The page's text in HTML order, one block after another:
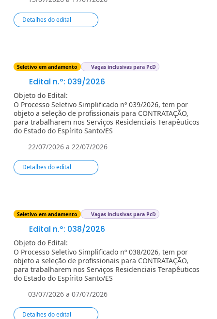
Detalhes do edital
Seletivo em andamento Vagas inclusivas para PcD
Edital n.º: 039/2026
Objeto do Edital:
O Processo Seletivo Simplificado nº 039/2026, tem por
objeto a seleção de profissionais para CONTRATAÇÃO,
para trabalharem nos Serviços Residenciais Terapêuticos
do Estado do Espírito Santo/ES
22/07/2026 a 22/07/2026
Detalhes do edital
Seletivo em andamento Vagas inclusivas para PcD
Edital n.º: 038/2026
Objeto do Edital:
O Processo Seletivo Simplificado nº 038/2026, tem por
objeto a seleção de profissionais para CONTRATAÇÃO,
para trabalharem nos Serviços Residenciais Terapêuticos
do Estado do Espírito Santo/ES
03/07/2026 a 07/07/2026
Detalhes do edital